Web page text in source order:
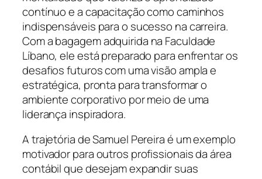
contínuo e a capacitação como caminhos
indispensáveis para o sucesso na carreira.
Com a bagagem adquirida na Faculdade
Líbano, ele está preparado para enfrentar os
desafios futuros com uma visão ampla e
estratégica, pronta para transformar o
ambiente corporativo por meio de uma
liderança inspiradora.
A trajetória de Samuel Pereira é um exemplo
motivador para outros profissionais da área
contábil que desejam expandir suas